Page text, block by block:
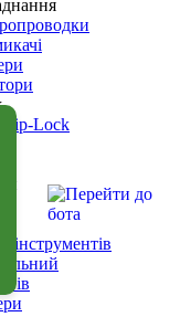
Zip-Lock
інструментів